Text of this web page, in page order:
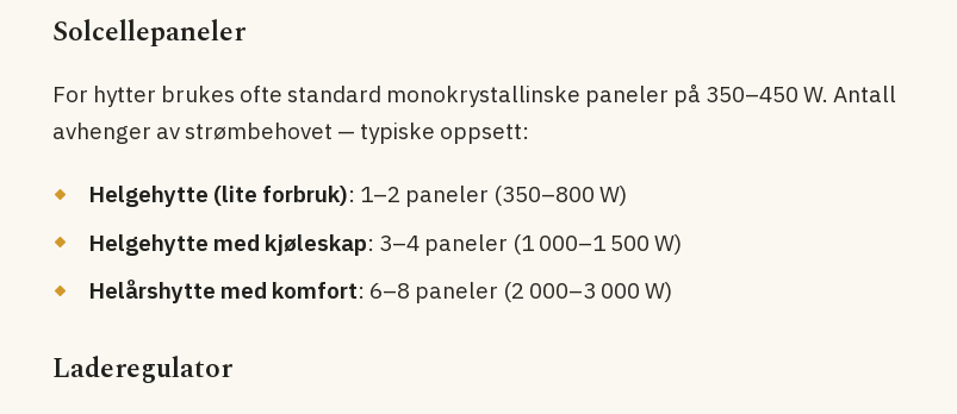
Solcellepaneler
For hytter brukes ofte standard monokrystallinske paneler på 350–450 W. Antall
avhenger av strømbehovet — typiske oppsett:
Helgehytte (lite forbruk): 1–2 paneler (350–800 W)
Helgehytte med kjøleskap: 3–4 paneler (1 000–1 500 W)
Helårshytte med komfort: 6–8 paneler (2 000–3 000 W)
Laderegulator